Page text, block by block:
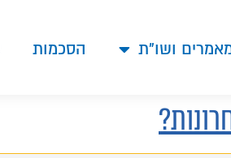
ושו"ת הסכמות